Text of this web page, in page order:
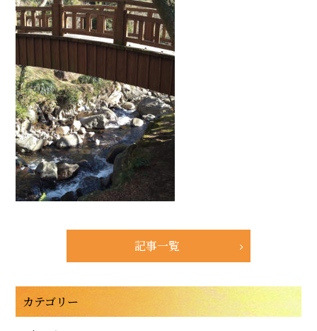
記事一覧
カテゴリー